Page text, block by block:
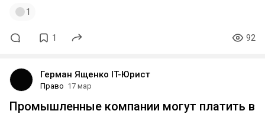
1
1 92
Герман Ященко IT-Юрист
Право 17 мар
Промышленные компании могут платить в